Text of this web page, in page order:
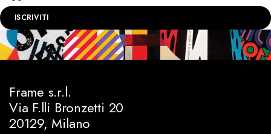
ISCRIVITI
Frame s.r.l.
Via F.lli Bronzetti 20
20129, Milano